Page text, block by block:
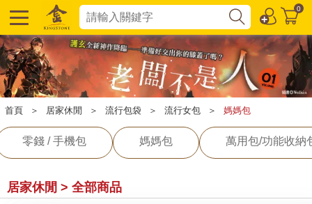
0
首頁 ＞ 居家休閒 ＞ 流行包袋 ＞ 流行女包 ＞ 媽媽包
零錢 / 手機包 媽媽包 萬用包/功能收納
居家休閒 > 全部商品